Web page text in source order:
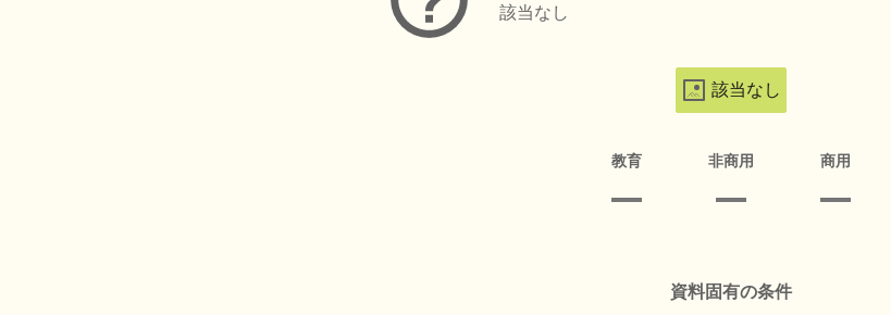
該当なし
該当なし
教育 非商用 商用
資料固有の条件